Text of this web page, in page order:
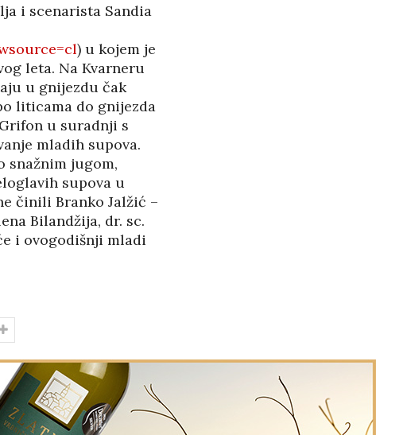
i scenarista Sandia
) u kojem je
leta. Na Kvarneru
u gnijezdu čak
liticama do gnijezda
u suradnji s
mladih supova.
snažnim jugom,
supova u
činili Branko Jalžić –
Bilandžija, dr. sc.
i ovogodišnji mladi
11/05/2026
BETONARA OBULJEN
KORŽINEK
14/04/2026